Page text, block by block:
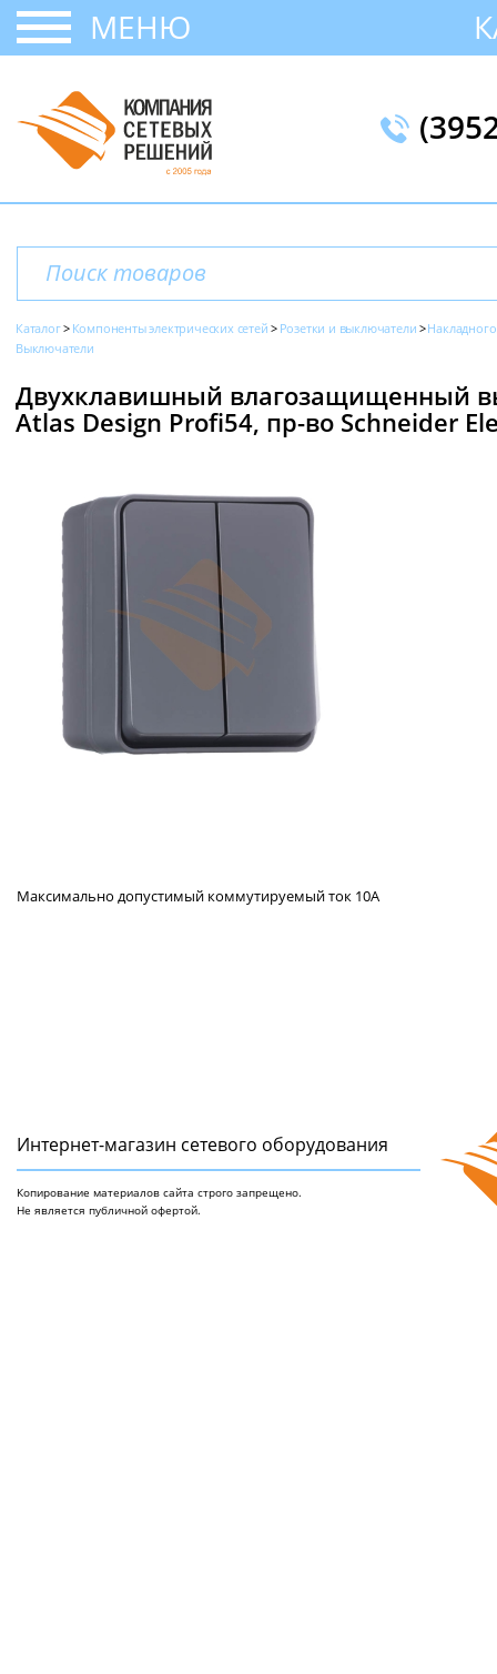
МЕНЮ
Каталог Компоненты электрических сетей Розетки и выключатели
Выключатели
Двухклавишный влагозащищенный
Atlas Design Profi54, пр-во Schneider
Максимально допустимый коммутируемый ток 10А
Интернет-магазин сетeвого оборудования
Копирование материалов сайта строго запрещено.
Не является публичной офертой.